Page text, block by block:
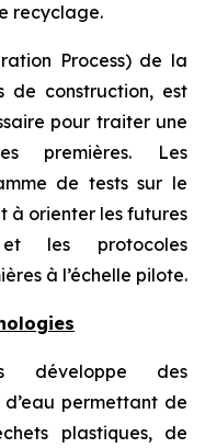
recyclage.
Process) de la
de construction, est
pour traiter une
premières. Les
de tests sur le
à orienter les futures
et les protocoles
à l’échelle pilote.
développe des
permettant de
plastiques, de